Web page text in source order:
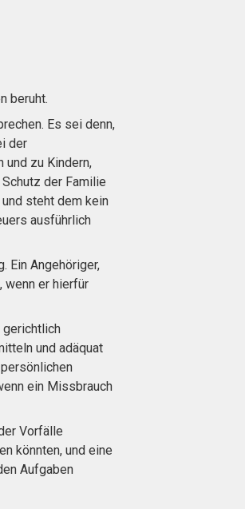
beruht.
Es sei denn,
der
und zu Kindern,
der Familie
steht dem kein
ausführlich
Ein Angehöriger,
wenn er hierfür
gerichtlich
und adäquat
ein Missbrauch
Vorfälle
könnten, und eine
Aufgaben